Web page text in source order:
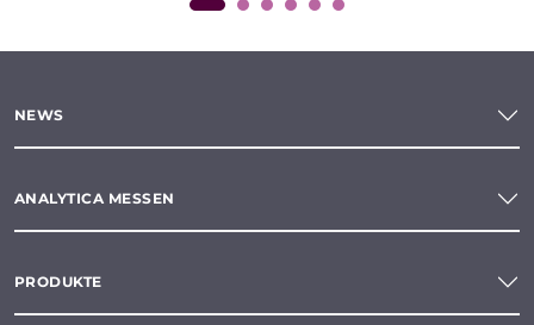
NEWS
ANALYTICA MESSEN
PRODUKTE